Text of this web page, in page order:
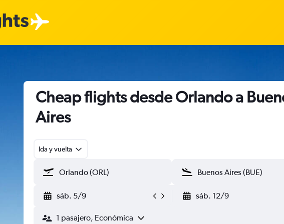
Cheap flights desde Orlando a
Aires
Ida y vuelta
sáb. 5/9 sáb. 12/9
1 pasajero, Económica